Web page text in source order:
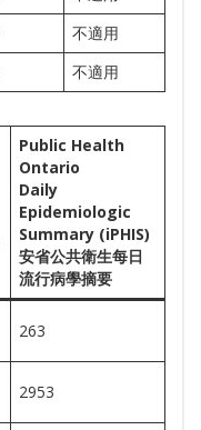
不適用
不適用
Public Health
Ontario
Daily
Epidemiologic
Summary (iPHIS)
安省公共衛生每日
流行病學摘要
263
2953